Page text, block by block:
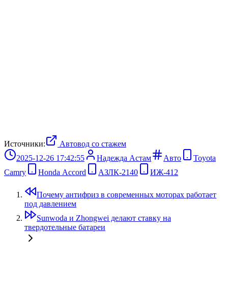
Источники:
Автовод со стажем
2025-12-26 17:42:55
Надежда Астам Авто
Toyota
Camry
Honda Accord АЗЛК-2140 ИЖ-412
Почему антифриз в современных моторах работает
под давлением
Sunwoda и Zhongwei делают ставку на
твердотельные батареи